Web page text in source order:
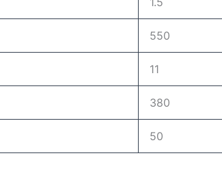
550
11
380
50